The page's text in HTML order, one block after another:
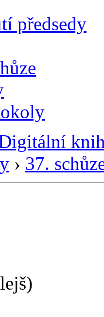
předsedy
› 37.